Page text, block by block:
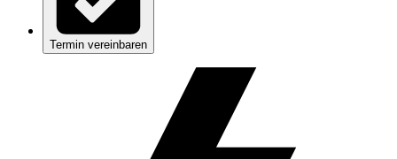
Termin vereinbaren